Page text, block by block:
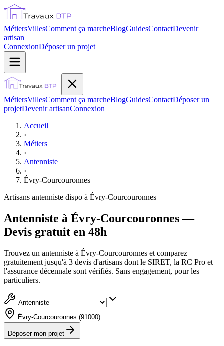
MétiersVillesComment ça marcheBlogGuidesContactDevenir
artisan
ConnexionDéposer un projet
MétiersVillesComment ça marcheBlogGuidesContactDéposer un
projetDevenir artisanConnexion
Accueil
›
Métiers
›
Antenniste
›
Évry-Courcouronnes
Artisans antenniste dispo à Évry-Courcouronnes
Antenniste à Évry-Courcouronnes —
Devis gratuit en 48h
Trouvez un antenniste à Évry-Courcouronnes et comparez
gratuitement jusqu'à 3 devis d'artisans dont le SIRET, la RC Pro et
l'assurance décennale sont vérifiés. Sans engagement, pour les
particuliers.
Déposer mon projet